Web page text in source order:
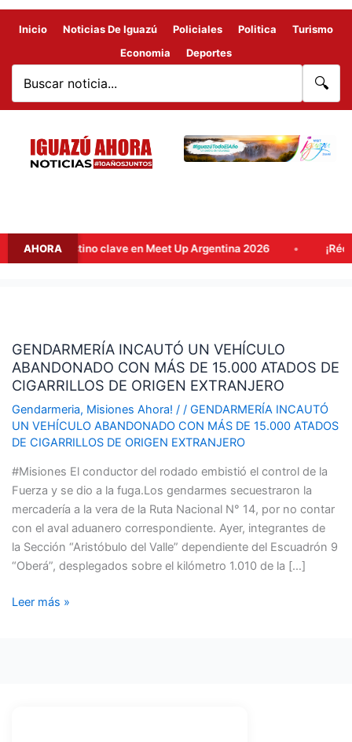
Inicio Noticias De Iguazú Policiales Politica
Turismo
Economia
Deportes
🔍
AHORA
destino clave en Meet Up Argentina 2026 ¡Récord
GENDARMERÍA INCAUTÓ UN VEHÍCULO
ABANDONADO CON MÁS DE 15.000 ATADOS DE
CIGARRILLOS DE ORIGEN EXTRANJERO
Gendarmeria, Misiones Ahora! / / GENDARMERÍA INCAUTÓ
UN VEHÍCULO ABANDONADO CON MÁS DE 15.000 ATADOS
DE CIGARRILLOS DE ORIGEN EXTRANJERO
#Misiones El conductor del rodado embistió el control de la
Fuerza y se dio a la fuga.Los gendarmes secuestraron la
mercadería a la vera de la Ruta Nacional N° 14, por no contar
con el aval aduanero correspondiente. Ayer, integrantes de
la Sección “Aristóbulo del Valle” dependiente del Escuadrón 9
“Oberá”, desplegados sobre el kilómetro 1.010 de la […]
UN
VEHÍCULO
ABANDONADO
CON
MÁS
DE
15.000
ATADOS
CIGARRILLOS
DE
ORIGEN
EXTRANJERO
Leer más »